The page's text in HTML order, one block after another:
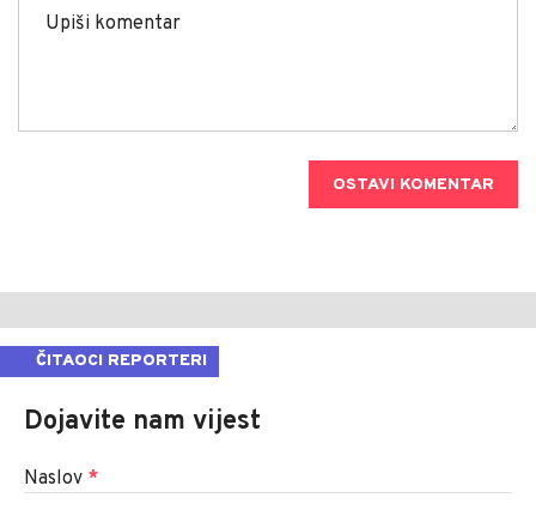
OSTAVI KOMENTAR
ČITAOCI REPORTERI
Dojavite nam vijest
Naslov *